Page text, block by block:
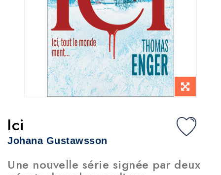
Ici
Johana Gustawsson
Une nouvelle série signée par deux